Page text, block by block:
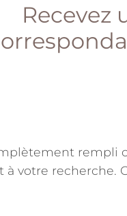
Recevez
rempli
à votre recherche.